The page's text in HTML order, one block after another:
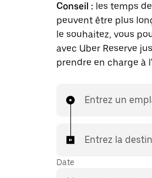
Conseil : les temps
peuvent être plus
le souhaitez, vous
avec Uber Reserve
prendre en charge à
Entrez un
Entrez la
Date